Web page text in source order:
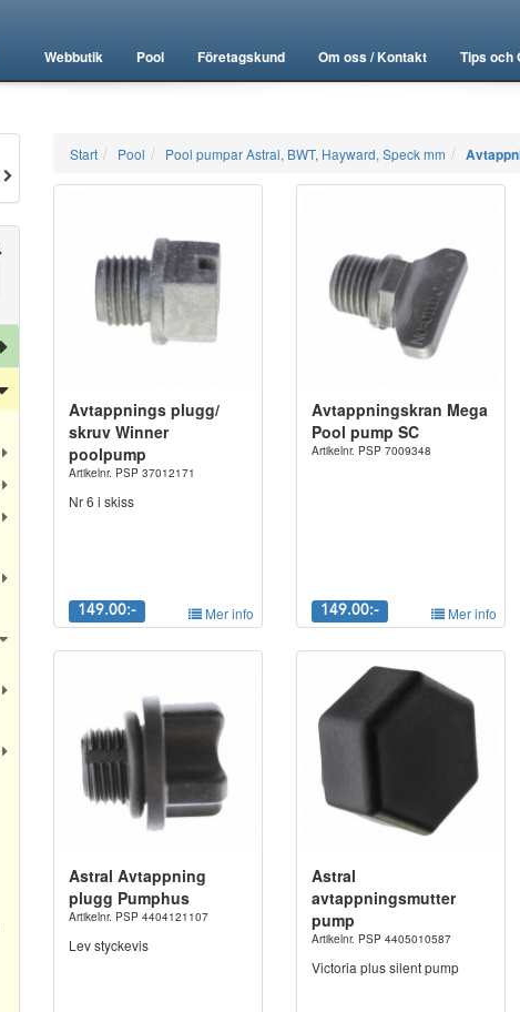
Webbutik Pool Företagskund Om oss / Kontakt Tips och
Start Pool Pool pumpar Astral, BWT, Hayward, Speck mm
Avtappnings plugg/
skruv Winner
poolpump
Artikelnr. PSP 37012171
Nr 6 i skiss
149.00:- Mer info
Avtappningskran Mega
Pool pump SC
Artikelnr. PSP 7009348
149.00:- Mer info
Astral Avtappning
plugg Pumphus
Artikelnr. PSP 4404121107
Lev styckevis
Astral
avtappningsmutter
pump
Artikelnr. PSP 4405010587
Victoria plus silent pump